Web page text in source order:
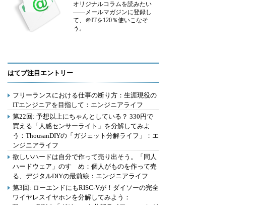
オリジナルコラムを読みたい
――メールマガジンに登録し
て、＠ITを120％使いこなそ
う。
はてブ注目エントリー
フリーランスにおける仕事の断り方：生涯現役の
ITエンジニアを目指して：エンジニアライフ
第22回: 予想以上にちゃんとしている？ 330円で
買える「人感センサーライト」を分解してみよ
う：ThousanDIYの「ガジェット分解ライフ」：エ
ンジニアライフ
欲しいハードは自分で作って売り出そう。「同人
ハードウェア」のすゝめ：個人がものを作って売
る、デジタルDIYの最前線：エンジニアライフ
第3回: ローエンドにもRISC-Vが！ダイソーの完全
ワイヤレスイヤホンを分解してみよう：